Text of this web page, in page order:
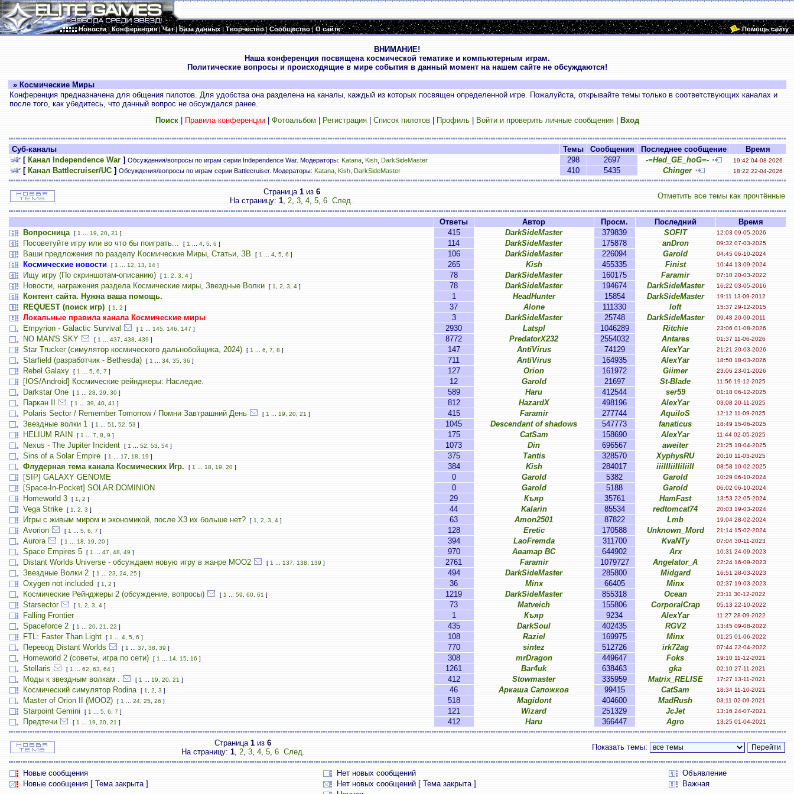
Новости|Конференция|Чат|База данных|Творчество|Сообщество|О сайте Помощь сайту
ВНИМАНИЕ!
Наша конференция посвящена космической тематике и компьютерным играм.
Политические вопросы и происходящие в мире события в данный момент на нашем сайте не обсуждаются!
» Космические Миры
Конференция предназначена для общения пилотов. Для удобства она разделена на каналы, каждый из которых посвящен определенной игре. Пожалуйста, открывайте темы только в соответствующих каналах и
после того, как убедитесь, что данный вопрос не обсуждался ранее.
Поиск| Правила конференции| Фотоальбом Регистрация| Список пилотов| Профиль| Войти и проверить личные сообщения| Вход
Суб-каналы Темы Сообщения Последнее сообщение
Время
[ Канал Independence War] Обсуждения/вопросы по играм серии Independence War. Модераторы: Katana, Kish, DarkSideMaster 298 2697 -=Hed_GE_hoG=- 19:42 04-08-2026
[ Канал Battlecruiser/UC] Обсуждения/вопросы по играм серии Battlecruiser. Модераторы: Katana, Kish, DarkSideMaster 410 5435 Chinger 18:22 22-04-2026
Страница 1из 6
На страницу: 1, 2, 3, 4, 5, 6 След.
Отметить все темы как прочтённые
Ответы Автор Просм. Последний
Время
Вопросница
[ 1 19 20, 21 ] 415 DarkSideMaster 379839 SOFIT 12:03 09-05-2026
Посоветуйте игру или во что бы поиграть... [ 1 4, 5, 6] 114 DarkSideMaster 175878 anDron 09:32 07-03-2025
Ваши предложения по разделу Космические Миры, Статьи, ЗВ [ 1 4, 5, 6] 106 DarkSideMaster 226094 Garold 04:45 06-10-2024
Космические новости [ 1 12 13 14] 265 Kish 455335 Finist 10:44 13-09-2024
Ищу игру (По скриншотам-описанию) [ 1 2 3 4] 78 DarkSideMaster 160175 Faramir 07:10 20-03-2022
Новости, награжения раздела Космические миры, Звездные Волки [ 1 2 3 4] 78 DarkSideMaster 194674 DarkSideMaster 16:22 03-05-2016
Контент сайта. Нужна ваша помощь. 1 HeadHunter 15854 DarkSideMaster 19:11 13-09-2012
REQUEST (поиск игр) [ 1 2 ] 37 Alone 111330 loft 15:37 29-12-2015
Локальные правила канала Космические миры 3 DarkSideMaster 25748 DarkSideMaster 09:48 20-09-2011
Empyrion - Galactic Survival [ 1 145, 146, 147 ] 2930 Latspl 1046289 Ritchie 23:06 01-08-2026
NO MAN'S SKY [ 1 437 438 439 ] 8772 PredatorX232 2554032 Antares 01:37 11-06-2026
Star Trucker (симулятор космического дальнобойщика, 2024) [ 1 6, 7 8 ] 147 AntiVirus 74129 AlexYar 21:21 20-03-2026
Starfield (разработчик - Bethesda) [ 1 34, 35, 36] 711 AntiVirus 164935 AlexYar 18:50 18-03-2026
Rebel Galaxy [ 1 5, 6, 7 ] 127 Orion 161972 Giimer 23:06 23-01-2026
[IOS/Android] Космические рейнджеры: Наследие. 12 Garold 21697 St-Blade 11:56 19-12-2025
Darkstar One [ 1 28 29 30] 589 Haru 412544 ser59 01:18 06-12-2025
Паркан II [ 1 39 40, 41 ] 812 HazardX 498196 AlexYar 03:08 20-11-2025
Polaris Sector / Remember Tomorrow / Помни Завтрашний День [ 1 19 20, 21 ] 415 Faramir 277744 AquiloS 12:12 11-09-2025
Звездные волки 1 [ 1 51 52 53 ] 1045 Descendant of shadows 547773 fanaticus 18:49 15-06-2025
HELIUM RAIN [ 1 7 8 9 ] 175 CatSam 158690 AlexYar 11:44 02-05-2025
Nexus - The Jupiter Incident [ 1 52 53 54] 1073 Din 696567 aweiter 21:25 18-04-2025
Sins of a Solar Empire [ 1 17 18 19 ] 375 Tantis 328570 XyphysRU 20:10 11-03-2025
Флудерная тема канала Космических Игр. [ 1 18 19 20] 384 Kish 284017 iiiIIIiiIIiIiiII 08:58 10-02-2025
[SIP] GALAXY GENOME 0 Garold 5382 Garold 10:29 06-10-2024
[Space-In-Pocket] SOLAR DOMINION 0 Garold 5188 Garold 06:02 06-10-2024
Homeworld 3 [ 1 2 ] 29 Къяр 35761 HamFast 13:53 22-05-2024
Vega Strike [ 1 2 3 ] 44 Kalarin 85534 redtomcat74 20:03 19-03-2024
Игры с живым миром и экономикой, после X3 их больше нет? [ 1 2 3 4] 63 Amon2501 87822 Lmb 19:04 28-02-2024
Avorion [ 1 5, 6, 7 ] 128 Eretic 170588 Unknown_Mord 21:14 15-02-2024
Aurora [ 1 18 19 20] 394 LaoFremda 311700 KvaNTy 07:04 30-11-2023
Space Empires 5 [ 1 47 48 49 ] 970 Аватар ВС 644902 Arx 10:31 24-09-2023
Distant Worlds Universe - обсуждаем новую игру в жанре MOO2 [ 1 137 138 139 ] 2761 Faramir 1079727 Angelator_A 22:24 16-09-2023
Звездные Волки 2 [ 1 23 24, 25] 494 DarkSideMaster 285800 Midgard 16:51 28-03-2023
Oxygen not included [ 1 2 ] 36 Minx 66405 Minx 02:37 19-03-2023
Космические Рейнджеры 2 (обсуждение, вопросы) [ 1 59 60, 61 ] 1219 DarkSideMaster 855318 Ocean 23:11 30-12-2022
Starsector [ 1 2 3 4] 73 Matveich 155806 CorporalCrap 05:13 22-10-2022
Falling Frontier 1 Къяр 9234 AlexYar 11:27 28-09-2022
Spaceforce 2 [ 1 20, 21 22 ] 435 DarkSoul 402435 RGV2 13:45 09-08-2022
FTL: Faster Than Light [ 1 4, 5, 6] 108 Raziel 169975 Minx 01:25 01-06-2022
Перевод Distant Worlds [ 1 37 38 39 ] 770 sintez 512726 irk72ag 07:44 22-04-2022
Homeworld 2 (советы, игра по сети) [ 1 14, 15, 16] 308 mrDragon 449647 Foks 19:10 11-12-2021
Stellaris [ 1 62 63 64] 1261 Bar4uk 638463 gka 02:10 27-11-2021
Моды к звездным волкам . [ 1 19 20, 21 ] 412 Stowmaster 335959 Matrix_RELISE 17:27 13-11-2021
Космический симулятор Rodina [ 1 2 3 ] 46 Аркаша Сапожков 99415 CatSam 18:34 11-10-2021
Master of Orion II (MOO2) [ 1 24, 25, 26] 518 Magidont 404600 MadRush 03:11 02-09-2021
Starpoint Gemini [ 1 5, 6, 7 ] 121 Wizard 251329 JcJet 13:16 24-07-2021
Предтечи [ 1 19 20, 21 ] 412 Haru 366447 Agro 13:25 01-04-2021
Страница 1 из 6
На страницу: 1, 2, 3, 4, 5, 6 След.
Показать темы:
Новые сообщения Нет новых сообщений
Объявление
Новые сообщения [ Тема закрыта ]
Нет новых сообщений [ Тема закрыта ]
Важная